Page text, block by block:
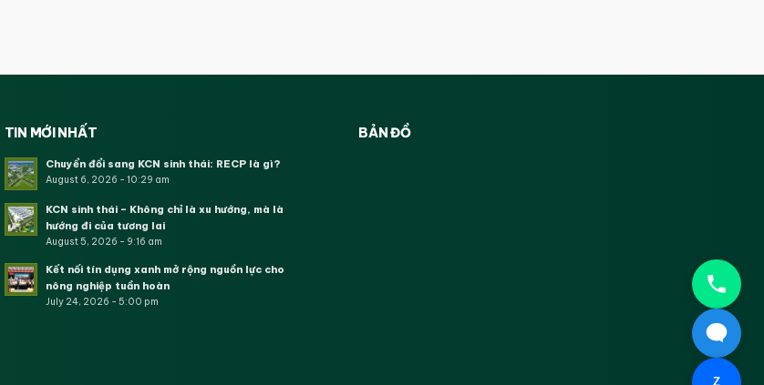
TIN MỚI NHẤT
Chuyển đổi sang KCN sinh thái: RECP là gì?
August 6, 2026 - 10:29 am
KCN sinh thái – Không chỉ là xu hướng, mà là
hướng đi của tương lai
August 5, 2026 - 9:16 am
Kết nối tín dụng xanh mở rộng nguồn lực cho
nông nghiệp tuần hoàn
July 24, 2026 - 5:00 pm
BẢN ĐỒ
Z